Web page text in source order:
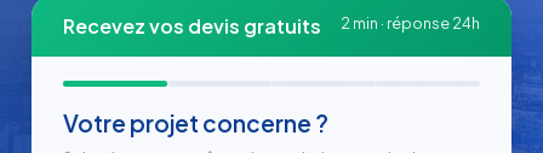
Recevez vos devis gratuits 2 min · réponse 24h
Votre projet concerne ?